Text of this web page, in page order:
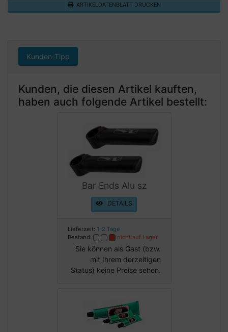
ARTIKELDATENBLATT DRUCKEN
Kunden-Tipp
Kunden, die diesen Artikel kauften,
haben auch folgende Artikel bestellt:
Bar Ends Alu sz
DETAILS
Lieferzeit: 1-2 Tage
Bestand:
nicht auf Lager
Sie können als Gast (bzw.
mit Ihrem derzeitigen
Status) keine Preise sehen.